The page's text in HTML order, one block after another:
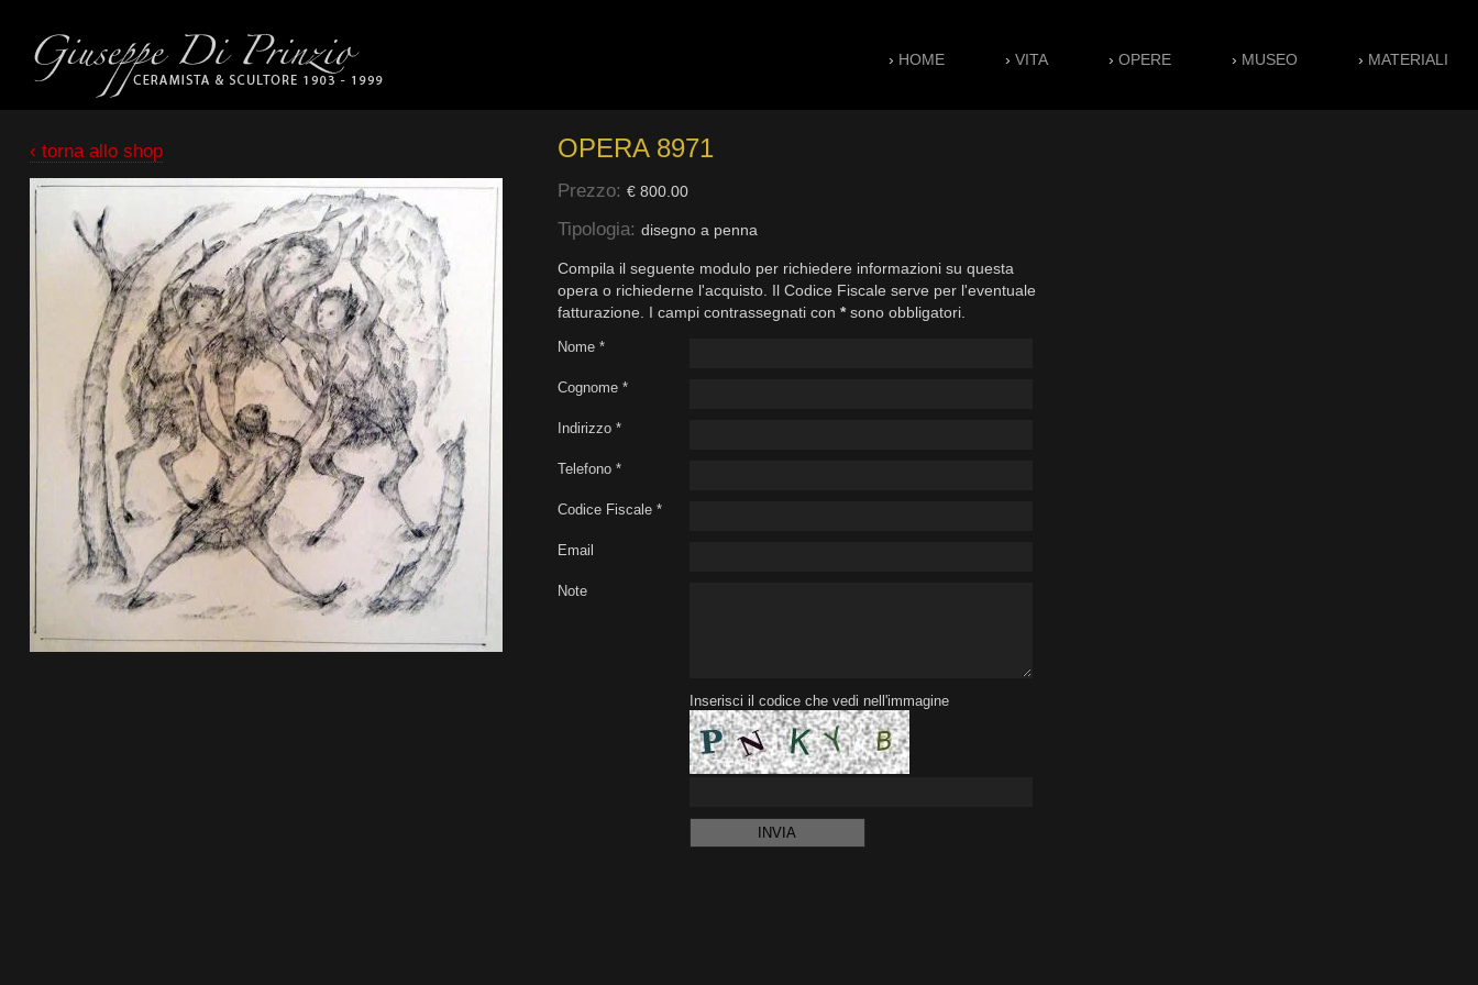
› HOME ›VITA ›OPERE › MUSEO › MATERIALI
‹ torna allo shop OPERA 8971
Prezzo: € 800.00
Tipologia: disegno a penna
Compila il seguente modulo per richiedere informazioni su questa
opera o richiederne l'acquisto. Il Codice Fiscale serve per l'eventuale
fatturazione. I campi contrassegnati con *sono obbligatori.
Nome *
Cognome *
Indirizzo *
Telefono *
Codice Fiscale *
Email
Note
Inserisci il codice che vedi nell'immagine